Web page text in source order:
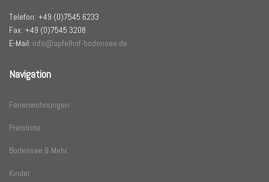
Telefon: +49 (0)7545 6233
Fax: +49 (0)7545 3208
E-Mail: info@apfelhof-bodensee.de
Navigation
Ferienwohnungen
Preisliste
Bodensee & Mehr
Kinder